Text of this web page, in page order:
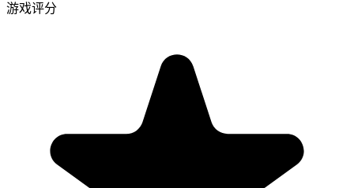
游戏评分